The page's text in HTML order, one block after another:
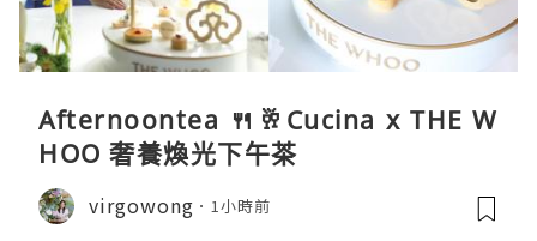
Afternoontea 🍴🥂Cucina x THE W
HOO 奢養煥光下午茶
virgowong 1小時前